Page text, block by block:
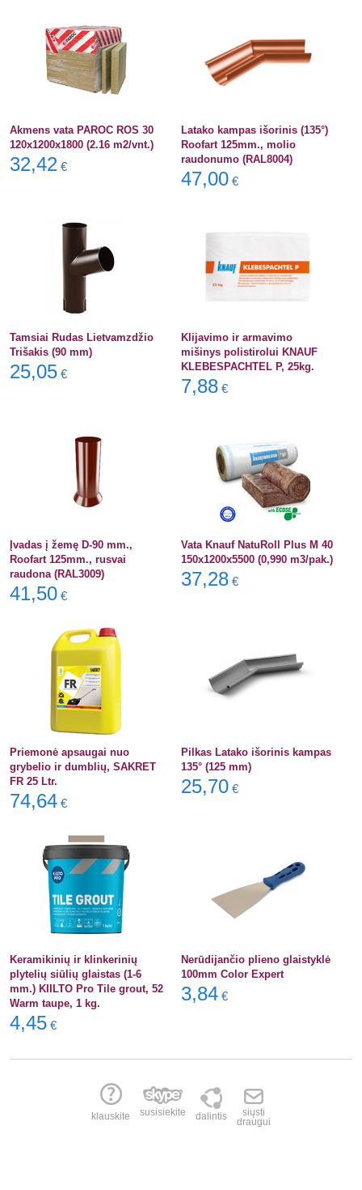
Akmens vata PAROC ROS 30
120x1200x1800 (2.16 m2/vnt.)
32,42 €
Latako kampas išorinis (135°)
Roofart 125mm., molio
raudonumo (RAL8004)
47,00 €
Tamsiai Rudas Lietvamzdžio
Trišakis (90 mm)
25,05 €
Klijavimo ir armavimo
mišinys polistirolui KNAUF
KLEBESPACHTEL P, 25kg.
7,88 €
Įvadas į žemę D-90 mm.,
Roofart 125mm., rusvai
raudona (RAL3009)
41,50 €
Vata Knauf NatuRoll Plus M 40
150x1200x5500 (0,990 m3/pak.)
37,28 €
Priemonė apsaugai nuo
grybelio ir dumblių, SAKRET
FR 25 Ltr.
74,64 €
Pilkas Latako išorinis kampas
135° (125 mm)
25,70 €
Keramikinių ir klinkerinių
plytelių siūlių glaistas (1-6
mm.) KIILTO Pro Tile grout, 52
Warm taupe, 1 kg.
4,45 €
Nerūdijančio plieno glaistyklė
100mm Color Expert
3,84 €
klauskite susisiekite dalintis
siųsti
draugui